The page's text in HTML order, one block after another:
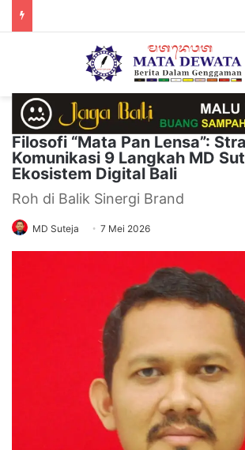
Filosofi “Mata Pan Lensa”:
Komunikasi 9 Langkah MD
Ekosistem Digital Bali
Roh di Balik Sinergi Brand
MD Suteja 7 Mei 2026